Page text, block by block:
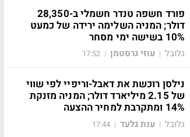
פורד חשפה טנדר חשמלי ב-28,350
דולר; המניה השלימה ירידה של כמעט
10% בשישה ימי מסחר
גלובל | עוזי גרסטמן |
17:52
נילסן רוכשת את דאבל-וריפיי לפי שווי
של 2.15 מיליארד דולר; המניה מזנקת
14% ומתקרבת למחיר ההצעה
גלובל | ענת גלעד |
17:44